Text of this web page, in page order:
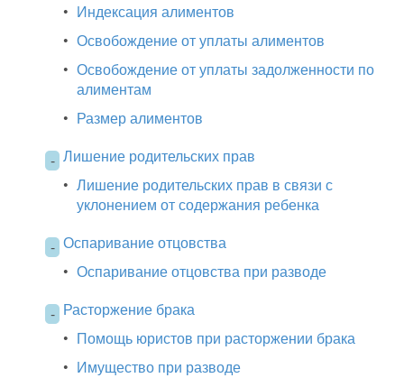
• Индексация алиментов
• Освобождение от уплаты алиментов
• Освобождение от уплаты задолженности по
алиментам
• Размер алиментов
- Лишение родительских прав
• Лишение родительских прав в связи с
уклонением от содержания ребенка
- Оспаривание отцовства
• Оспаривание отцовства при разводе
- Расторжение брака
• Помощь юристов при расторжении брака
• Имущество при разводе